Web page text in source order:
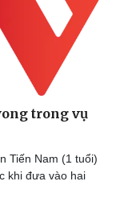
trong vụ
Tiến Nam (1 tuổi)
khi đưa vào hai